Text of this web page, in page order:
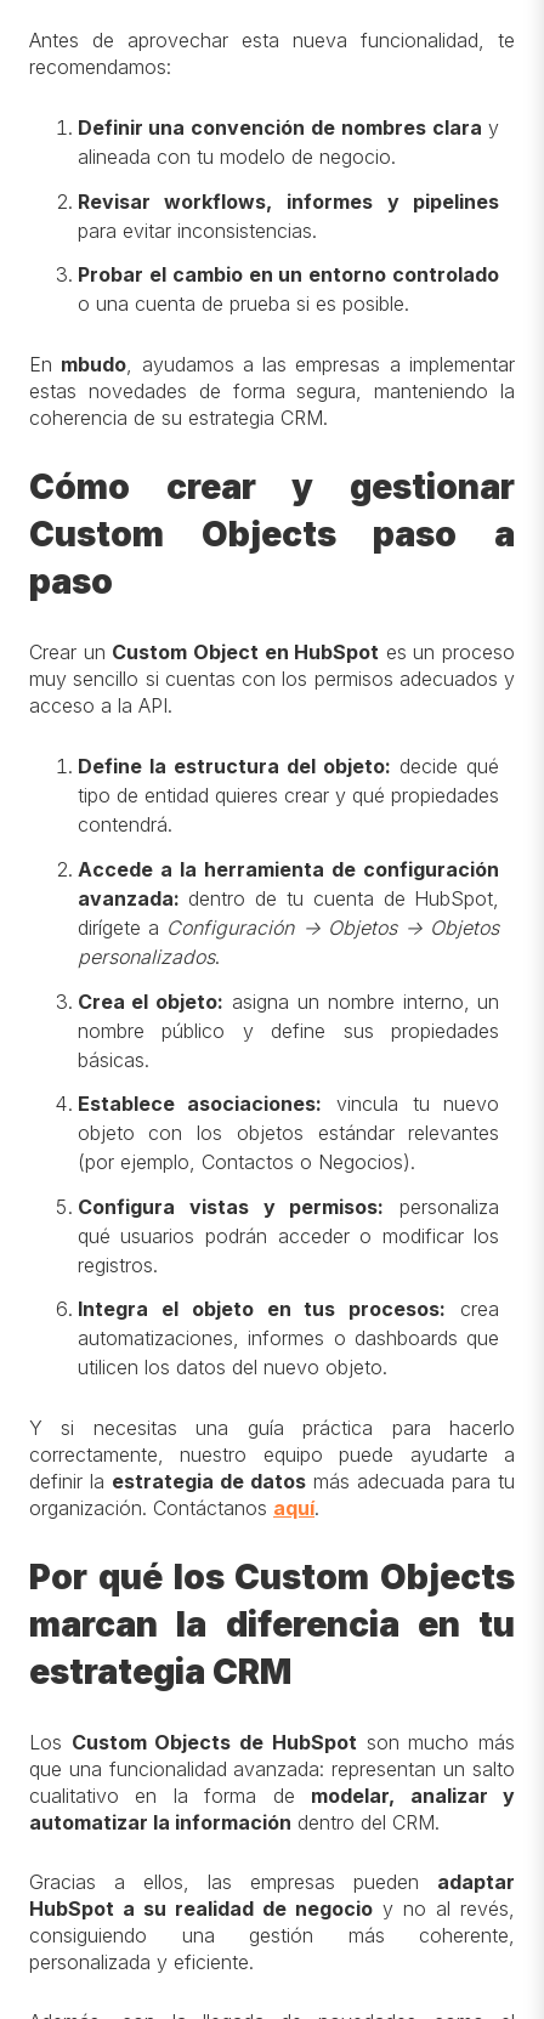
Antes de aprovechar esta nueva funcionalidad, te
recomendamos:
Definir una convención de nombres clara y
alineada con tu modelo de negocio.
Revisar workflows, informes y pipelines
para evitar inconsistencias.
Probar el cambio en un entorno controlado
o una cuenta de prueba si es posible.
En mbudo, ayudamos a las empresas a implementar
estas novedades de forma segura, manteniendo la
coherencia de su estrategia CRM.
Cómo crear y gestionar
Custom Objects paso a
paso
Crear un Custom Object en HubSpot es un proceso
muy sencillo si cuentas con los permisos adecuados y
acceso a la API.
Define la estructura del objeto: decide qué
tipo de entidad quieres crear y qué propiedades
contendrá.
Accede a la herramienta de configuración
avanzada: dentro de tu cuenta de HubSpot,
dirígete a Configuración → Objetos → Objetos
personalizados.
Crea el objeto: asigna un nombre interno, un
nombre público y define sus propiedades
básicas.
Establece asociaciones: vincula tu nuevo
objeto con los objetos estándar relevantes
(por ejemplo, Contactos o Negocios).
Configura vistas y permisos: personaliza
qué usuarios podrán acceder o modificar los
registros.
Integra el objeto en tus procesos: crea
automatizaciones, informes o dashboards que
utilicen los datos del nuevo objeto.
Y si necesitas una guía práctica para hacerlo
correctamente, nuestro equipo puede ayudarte a
definir la estrategia de datos más adecuada para tu
organización. Contáctanos aquí.
Por qué los Custom Objects
marcan la diferencia en tu
estrategia CRM
Los Custom Objects de HubSpotson mucho más
que una funcionalidad avanzada: representan un salto
cualitativo en la forma de modelar, analizar y
automatizar la información dentro del CRM.
Gracias a ellos, las empresas pueden adaptar
HubSpot a su realidad de negocio y no al revés,
consiguiendo una gestión más coherente,
personalizada y eficiente.